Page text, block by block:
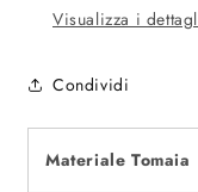
Visualizza i
Condividi
Materiale Tomaia